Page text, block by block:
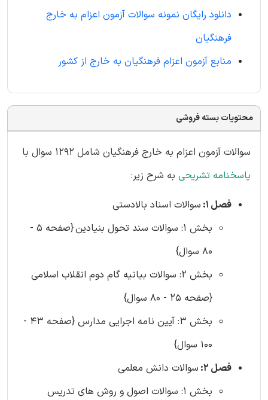
دانلود رایگان نمونه سوالات آزمون اعزام به خارج
فرهنگیان
منابع آزمون اعزام فرهنگیان به خارج از کشور
محتویات بسته فروشی
سوالات آزمون اعزام به خارج فرهنگیان شامل 1292 سوال با
پاسخنامه تشریحی به شرح زیر:
فصل 1:
سوالات اسناد بالادستی
بخش 1: سوالات سند تحول بنیادین
{صفحه 5 -
80 سوال}
بخش 2: سوالات بیانیه گام دوم انقلاب اسلامی
{صفحه 25 - 80 سوال}
بخش 3: آیین نامه اجرایی مدارس {صفحه 43 -
100 سوال}
فصل 2:
سوالات دانش معلمی
بخش 1: سوالات اصول و روش های تدریس